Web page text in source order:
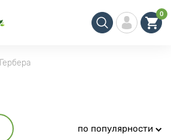
0
Гербера
по популярности